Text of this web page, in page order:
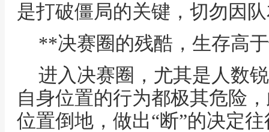
是打破僵局的关键，切勿因
**决赛圈的残酷，生存高
进入决赛圈，尤其是人数
自身位置的行为都极其危险
位置倒地，做出“断”的决定